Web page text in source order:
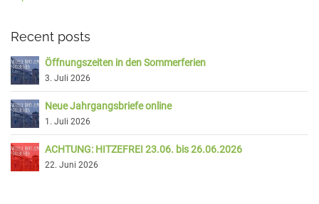
Recent posts
Öffnungszeiten in den Sommerferien
3. Juli 2026
Neue Jahrgangsbriefe online
1. Juli 2026
ACHTUNG: HITZEFREI 23.06. bis 26.06.2026
22. Juni 2026